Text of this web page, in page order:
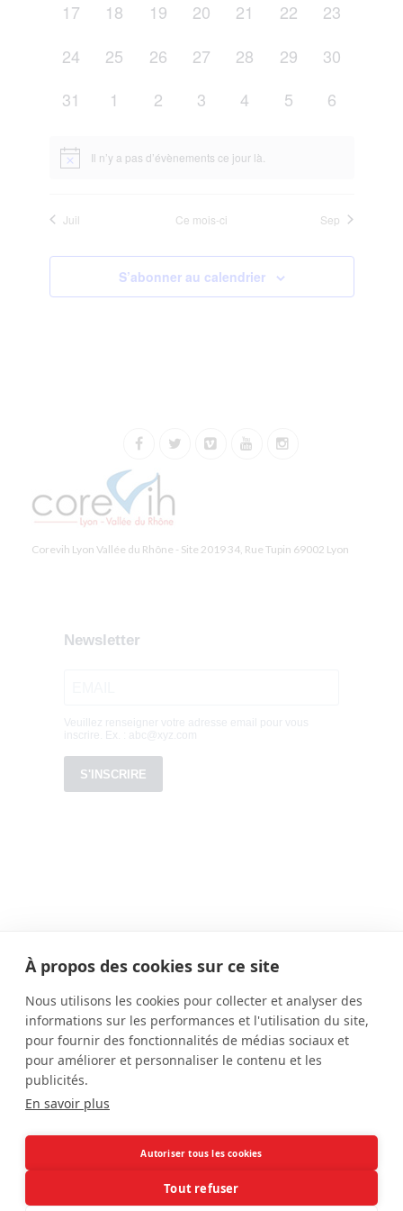
À propos des cookies sur ce site
Nous utilisons les cookies pour collecter et analyser des
informations sur les performances et l'utilisation du site,
pour fournir des fonctionnalités de médias sociaux et
pour améliorer et personnaliser le contenu et les
publicités.
En savoir plus
Autoriser tous les cookies
Tout refuser
017
018
019
0
20
0
21
0
22
0
23
0
24
0
25
0
26
0
27
0
28
0
29
0
30
0
31
01
0
2
0
3
0
4
0
5
0
6
Il n’y a pas d’évènements ce jour là.
Juil Ce mois-ci Sep
S’abonner au calendrier
Corevih Lyon Vallée du Rhône - Site 2019 34, Rue Tupin 69002 Lyon
Dernières actualités
Notification partenaires
Semaine de santé sexuelle 2025
Effectuer une recherche sur le site